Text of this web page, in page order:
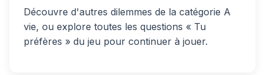
Découvre d'autres dilemmes de la catégorie A
vie, ou explore toutes les questions « Tu
préfères » du jeu pour continuer à jouer.